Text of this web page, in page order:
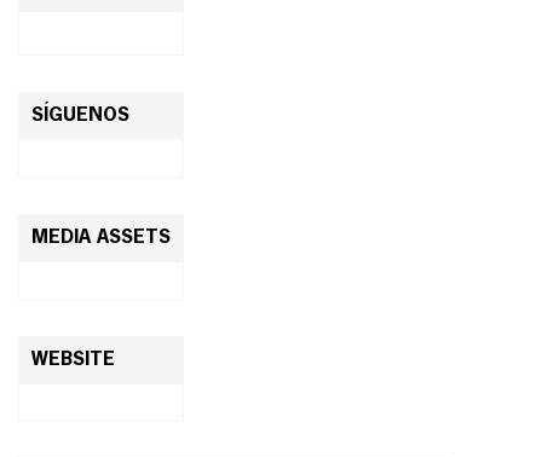
SÍGUENOS
MEDIA ASSETS
WEBSITE